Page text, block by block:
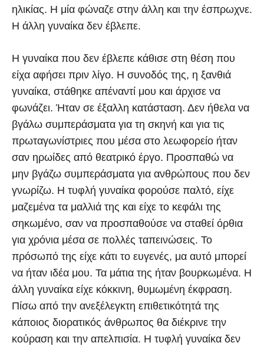
ηλικίας. Η μία φώναζε στην άλλη και την έσπρωχνε.
Η άλλη γυναίκα δεν έβλεπε.
Η γυναίκα που δεν έβλεπε κάθισε στη θέση που
είχα αφήσει πριν λίγο. Η συνοδός της, η ξανθιά
γυναίκα, στάθηκε απέναντί μου και άρχισε να
φωνάζει. Ήταν σε έξαλλη κατάσταση. Δεν ήθελα να
βγάλω συμπεράσματα για τη σκηνή και για τις
πρωταγωνίστριες που μέσα στο λεωφορείο ήταν
σαν ηρωίδες από θεατρικό έργο. Προσπαθώ να
μην βγάζω συμπεράσματα για ανθρώπους που δεν
γνωρίζω. Η τυφλή γυναίκα φορούσε παλτό, είχε
μαζεμένα τα μαλλιά της και είχε το κεφάλι της
σηκωμένο, σαν να προσπαθούσε να σταθεί όρθια
για χρόνια μέσα σε πολλές ταπεινώσεις. Το
πρόσωπό της είχε κάτι το ευγενές, μα αυτό μπορεί
να ήταν ιδέα μου. Τα μάτια της ήταν βουρκωμένα. Η
άλλη γυναίκα είχε κόκκινη, θυμωμένη έκφραση.
Πίσω από την ανεξέλεγκτη επιθετικότητά της
κάποιος διορατικός άνθρωπος θα διέκρινε την
κούραση και την απελπισία. Η τυφλή γυναίκα δεν